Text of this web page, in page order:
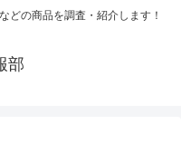
どの商品を調査・紹介します！
部